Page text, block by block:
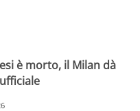
è morto, il Milan dà